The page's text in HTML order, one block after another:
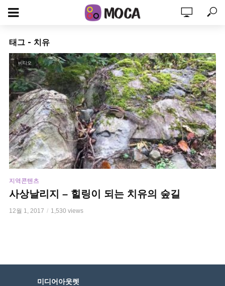
태그 - 치유
비디오
지역콘텐츠
사상날리지 – 힐링이 되는 치유의 숲길
12월 1, 2017 1,530 views
미디어아웃렛